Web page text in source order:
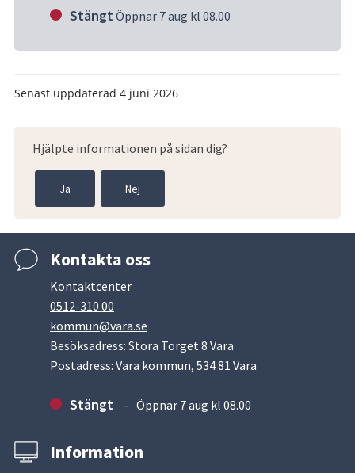
Stängt Öppnar 7 aug kl 08.00
Senast uppdaterad 4 juni 2026
Hjälpte informationen på sidan dig?
Ja Nej
Kontakta oss
Kontaktcenter
0512-310 00
kommun@vara.se
Besöksadress: Stora Torget 8 Vara
Postadress: Vara kommun, 534 81 Vara
Stängt Öppnar 7 aug kl 08.00
Information